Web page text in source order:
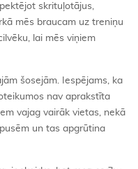
skrituļotājus,
mēs braucam uz treniņu
lai mēs viņiem
šosejām. Iespējams, ka
nav aprakstīta
vajag vairāk vietas, nekā
un tas apgrūtina